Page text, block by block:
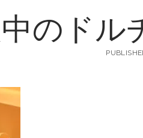
町
生
のド